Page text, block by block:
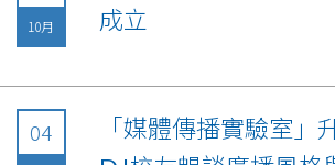
10月
成立
04
「媒體傳播實驗室